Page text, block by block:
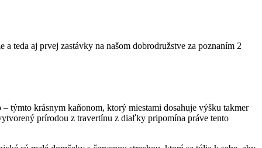
teda aj prvej zastávky na našom dobrodružstve za poznaním 2
týmto krásnym kañonom, ktorý miestami dosahuje výšku takmer
prírodou z travertínu z diaľky pripomína práve tento